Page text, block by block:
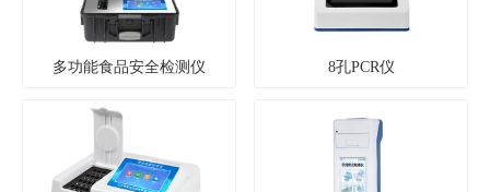
多功能食品安全检测仪 8孔PCR仪